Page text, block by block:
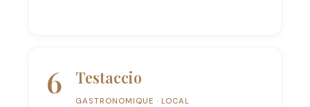
6 Testaccio
GASTRONOMIQUE · LOCAL